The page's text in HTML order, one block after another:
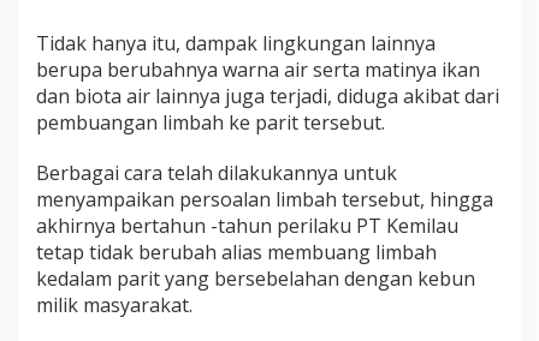
r
a
k
a
t
Tidak hanya itu, dampak lingkungan lainnya
berupa berubahnya warna air serta matinya ikan
dan biota air lainnya juga terjadi, diduga akibat dari
pembuangan limbah ke parit tersebut.
Berbagai cara telah dilakukannya untuk
menyampaikan persoalan limbah tersebut, hingga
akhirnya bertahun -tahun perilaku PT Kemilau
tetap tidak berubah alias membuang limbah
kedalam parit yang bersebelahan dengan kebun
milik masyarakat.